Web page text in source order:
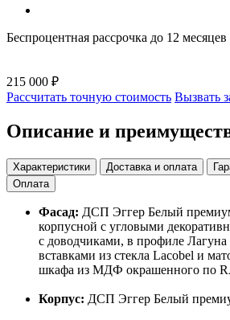
Беспроцентная рассрочка до 12 месяцев
215 000 ₽
Рассчитать точную стоимость Вызвать
Описание и
Характеристики Доставка и оплата
Оплата
Фасад: ДСП Эггер Белый
корпусной с угловыми
с доводчиками, в профиле Лагуна
вставками из стекла Lacobel и
шкафа из МДФ окрашенного по
Корпус: ДСП Эггер Белый